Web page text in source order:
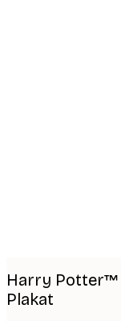
Harry Potter™
Plakat